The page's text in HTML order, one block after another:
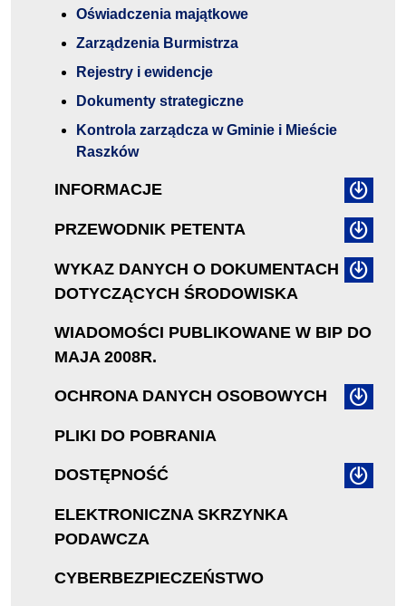
Oświadczenia majątkowe
Zarządzenia Burmistrza
Rejestry i ewidencje
Dokumenty strategiczne
Kontrola zarządcza w Gminie i Mieście
Raszków
INFORMACJE
PRZEWODNIK PETENTA
WYKAZ DANYCH O DOKUMENTACH
DOTYCZĄCYCH ŚRODOWISKA
WIADOMOŚCI PUBLIKOWANE W BIP DO
MAJA 2008R.
OCHRONA DANYCH OSOBOWYCH
PLIKI DO POBRANIA
DOSTĘPNOŚĆ
ELEKTRONICZNA SKRZYNKA
PODAWCZA
CYBERBEZPIECZEŃSTWO